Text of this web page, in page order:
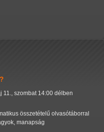
11., szombat 14:00 délben
összetételű olvasótáborral
manapság